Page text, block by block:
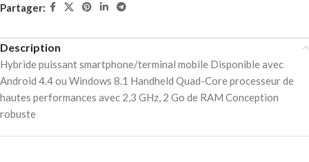
Partager:
Description
Hybride puissant smartphone/terminal mobile Disponible avec
Android 4.4 ou Windows 8.1 Handheld Quad-Core processeur de
hautes performances avec 2,3 GHz, 2 Go de RAM Conception
robuste